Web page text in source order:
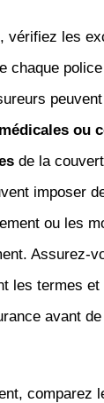
vérifiez les
chaque police
ou
de la
imposer
ou les
Assurez-
les termes et
avant
comparez